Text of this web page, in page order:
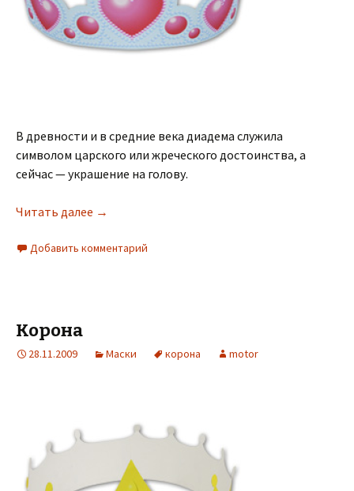
В древности и в средние века диадема служила
символом царского или жреческого достоинства, а
сейчас — украшение на голову.
Читать далее →
Добавить комментарий
Корона
28.11.2009 Маски корона motor